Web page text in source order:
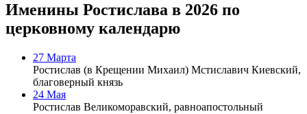
Именины Ростислава в 2026 по
церковному календарю
27 Марта
Ростислав (в Крещении Михаил) Мстиславич Киевский,
благоверный князь
24 Мая
Ростислав Великоморавский, равноапостольный